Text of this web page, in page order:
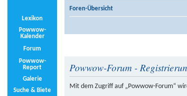
Lexikon
Powwow-
Kalender
Forum
Powwow-
Report
Galerie
Suche & Biete
Foren-Übersicht
Powwow-Forum -
Mit dem Zugriff auf „Powwow-Forum“